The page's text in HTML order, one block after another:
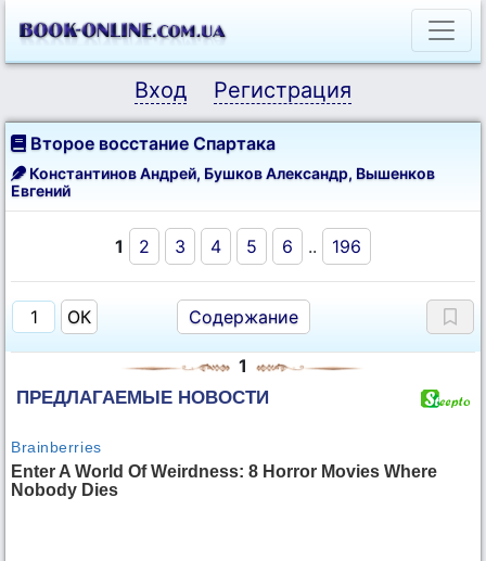
Вход Регистрация
Второе восстание Спартака
Константинов Андрей, Бушков Александр, Вышенков
Евгений
1 2 3 4 5 6 .. 196
Содержание
1